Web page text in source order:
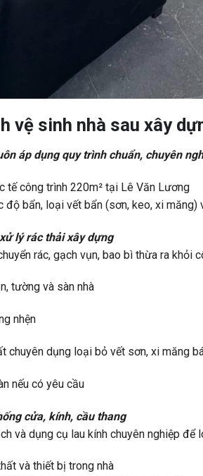
vệ sinh nhà sau xây
áp dụng quy trình chuẩn, chuyên
tế công trình 220m² tại Lê Văn Lương
độ bẩn, loại vết bẩn (sơn, keo, xi măng)
lý rác thải xây dựng
rác, gạch vụn, bao bì thừa ra khỏi
tường và sàn nhà
nhện
chuyên dụng loại bỏ vết sơn, xi măng
nếu có yêu cầu
cửa, kính, cầu thang
và dụng cụ lau kính chuyên nghiệp để
và thiết bị trong nhà